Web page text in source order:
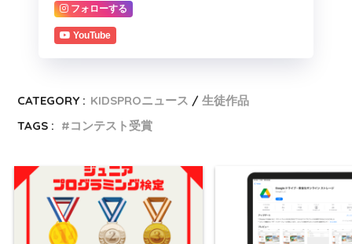
フォローする
YouTube
CATEGORY : KIDSPROニュース
生徒作品
TAGS :
コンテスト受賞